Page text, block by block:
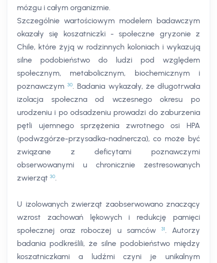
mózgu i całym organizmie.
Szczególnie wartościowym modelem badawczym
okazały się koszatniczki - społeczne gryzonie z
Chile, które żyją w rodzinnych koloniach i wykazują
silne podobieństwo do ludzi pod względem
społecznym, metabolicznym, biochemicznym i
poznawczym30. Badania wykazały, że długotrwała
izolacja społeczna od wczesnego okresu po
urodzeniu i po odsadzeniu prowadzi do zaburzenia
pętli ujemnego sprzężenia zwrotnego osi HPA
(podwzgórze-przysadka-nadnercza), co może być
związane z deficytami poznawczymi
obserwowanymi u chronicznie zestresowanych
zwierząt 30.
U izolowanych zwierząt zaobserwowano znaczący
wzrost zachowań lękowych i redukcję pamięci
społecznej oraz roboczej u samców
31. Autorzy
badania podkreślili, że silne podobieństwo między
koszatniczkami a ludźmi czyni je unikalnym